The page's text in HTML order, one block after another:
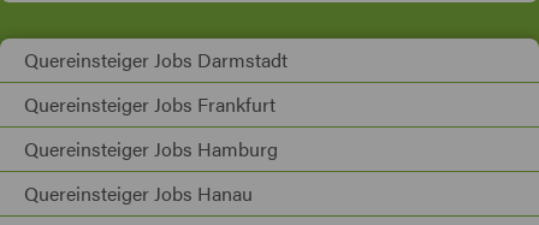
Quereinsteiger Jobs Darmstadt
Quereinsteiger Jobs Frankfurt
Quereinsteiger Jobs Hamburg
Quereinsteiger Jobs Hanau